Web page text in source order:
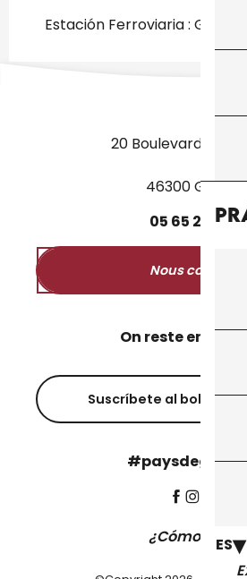
ES
Estación Ferroviaria :
20 Boulevard des
46300
05 65 27 52
Nous contacter
On reste en
Suscríbete al boletín
¿Cómo llegar?